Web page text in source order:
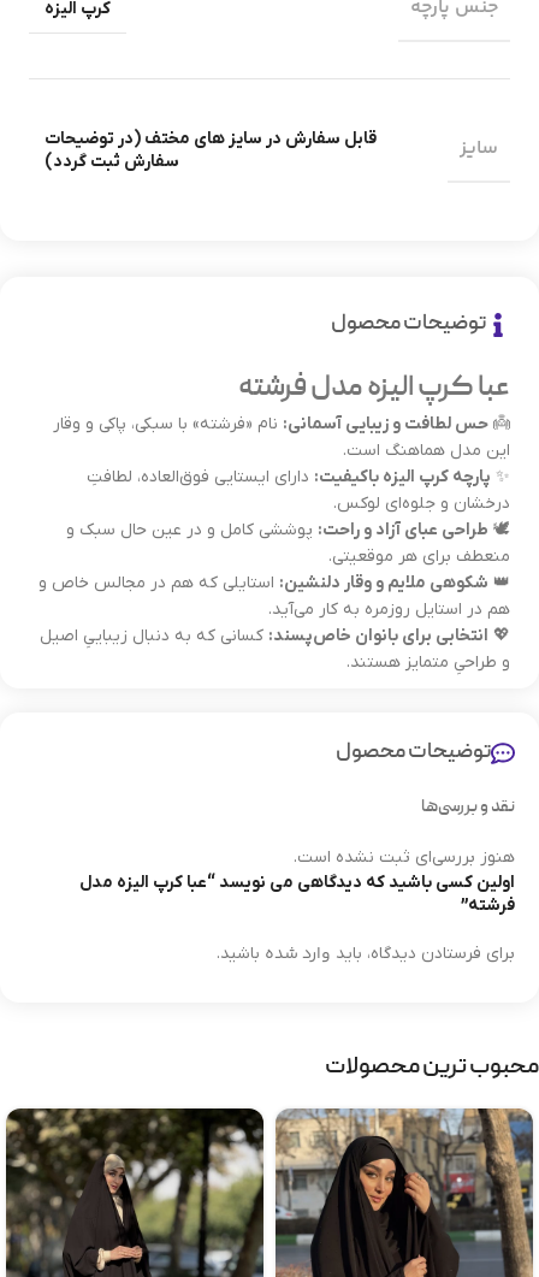
توضیحات محصول
عبا کرپ الیزه مدل فرشته
👼 حس لطافت و زیبایی آسمانی: نام «فرشته» با سبکی، پاکی و وقار
این مدل هماهنگ است.
✨ پارچه کرپ الیزه باکیفیت: دارای ایستایی فوق‌العاده، لطافتِ
درخشان و جلوه‌ای لوکس.
🕊️ طراحی عبای آزاد و راحت: پوششی کامل و در عین حال سبک و
منعطف برای هر موقعیتی.
👑 شکوهی ملایم و وقار دلنشین: استایلی که هم در مجالس خاص و
هم در استایل روزمره به کار می‌آید.
💖 انتخابی برای بانوان خاص‌پسند: کسانی که به دنبال زیباییِ اصیل
و طراحیِ متمایز هستند.
جنس پارچه کرپ الیزه
سایز
قابل سفارش در سایز های مختف (در توضیحات
سفارش ثبت گردد)
توضیحات محصول
نقد و بررسی‌ها
هنوز بررسی‌ای ثبت نشده است.
اولین کسی باشید که دیدگاهی می نویسد “عبا کرپ الیزه مدل
فرشته”
برای فرستادن دیدگاه، باید وارد شده باشید.
محبوب ترین محصولات